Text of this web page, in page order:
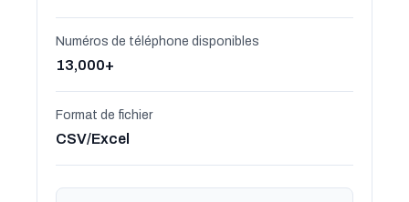
Numéros de téléphone disponibles
13,000+
Format de fichier
CSV/Excel